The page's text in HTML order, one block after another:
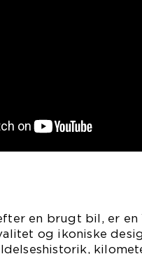
en brugt bil, er
og ikoniske